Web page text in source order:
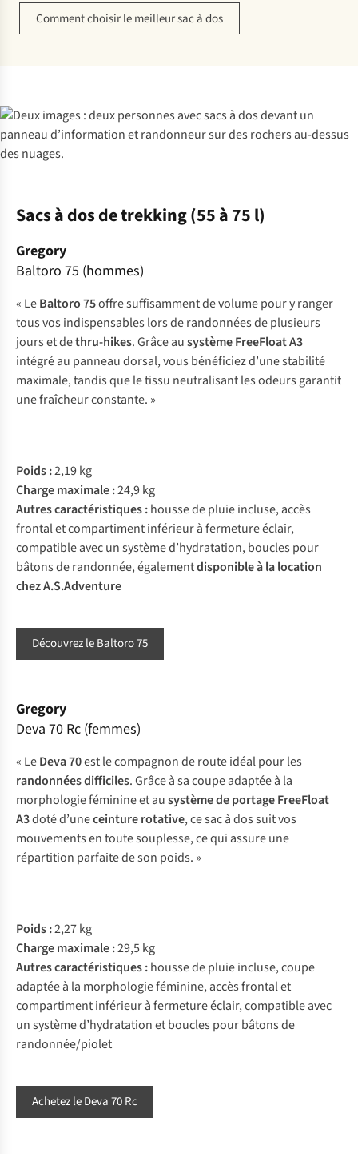
Comment choisir le meilleur sac à dos
Sacs à dos de trekking (55 à 75 l)
Gregory
Baltoro 75 (hommes)
« LeBaltoro 75offre suffisamment de volume pour y ranger
tous vos indispensables lors de randonnées de plusieurs
jours et dethru-hikes. Grâce ausystème FreeFloat A3
intégré au panneau dorsal, vous bénéficiez d’une stabilité
maximale, tandis que le tissu neutralisant les odeurs garantit
une fraîcheur constante. »
Poids :2,19 kg
Charge maximale :24,9 kg
Autres caractéristiques :housse de pluie incluse, accès
frontal et compartiment inférieur à fermeture éclair,
compatible avec un système d’hydratation, boucles pour
bâtons de randonnée, égalementdisponible à la location
chez A.S.Adventure
Découvrez le Baltoro 75
Gregory
Deva 70 Rc (femmes)
« LeDeva 70est le compagnon de route idéal pour les
randonnées difficiles. Grâce à sa coupe adaptée à la
morphologie féminine et ausystème de portage FreeFloat
A3doté d’uneceinture rotative, ce sac à dos suit vos
mouvements en toute souplesse, ce qui assure une
répartition parfaite de son poids. »
Poids :2,27 kg
Charge maximale :29,5 kg
Autres caractéristiques :housse de pluie incluse, coupe
adaptée à la morphologie féminine, accès frontal et
compartiment inférieur à fermeture éclair, compatible avec
un système d’hydratation et boucles pour bâtons de
randonnée/piolet
Achetez le Deva 70 Rc